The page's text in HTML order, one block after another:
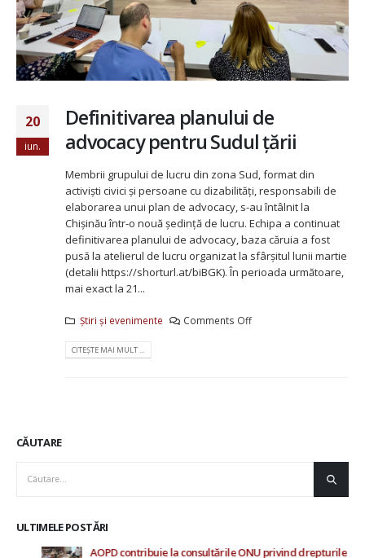
20
iun.
Definitivarea planului de
advocacy pentru Sudul țării
Membrii grupului de lucru din zona Sud, format din
activiști civici și persoane cu dizabilități, responsabili de
elaborarea unui plan de advocacy, s-au întâlnit la
Chișinău într-o nouă ședință de lucru. Echipa a continuat
definitivarea planului de advocacy, baza căruia a fost
pusă la atelierul de lucru organizat la sfârșitul lunii martie
(detalii https://shorturl.at/biBGK). În perioada următoare,
mai exact la 21...
Știri și evenimente Comments Off
CITEȘTE MAI MULT ...
CĂUTARE
ULTIMELE POSTĂRI
AOPD contribuie la consultările ONU privind drepturile